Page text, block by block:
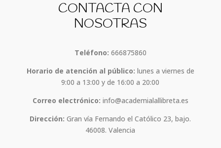
CONTACTA CON
NOSOTRAS
Teléfono: 666875860
Horario de atención al público: lunes a viernes de
9:00 a 13:00 y de 16:00 a 20:00
Correo electrónico: info@academialallibreta.es
Dirección: Gran vía Fernando el Católico 23, bajo.
46008. Valencia